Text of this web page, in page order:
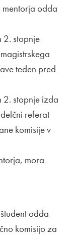
mentorja odda
stopnje
teden pred
stopnje izda
referat
komisije v
mora
odda
v novem oknu
komisijo za